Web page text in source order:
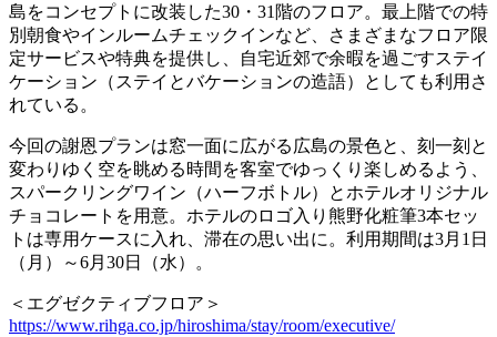
島をコンセプトに改装した30・31階のフロア。最上階での特
別朝食やインルームチェックインなど、さまざまなフロア限
定サービスや特典を提供し、自宅近郊で余暇を過ごすステイ
ケーション（ステイとバケーションの造語）としても利用さ
れている。
今回の謝恩プランは窓一面に広がる広島の景色と、刻一刻と
変わりゆく空を眺める時間を客室でゆっくり楽しめるよう、
スパークリングワイン（ハーフボトル）とホテルオリジナル
チョコレートを用意。ホテルのロゴ入り熊野化粧筆3本セッ
トは専用ケースに入れ、滞在の思い出に。利用期間は3月1日
（月）～6月30日（水）。
＜エグゼクティブフロア＞
https://www.rihga.co.jp/hiroshima/stay/room/executive/